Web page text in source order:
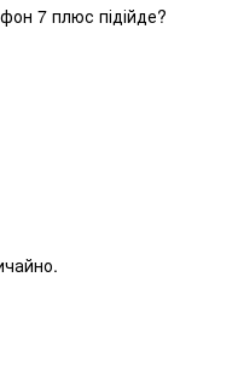
7 плюс підійде?